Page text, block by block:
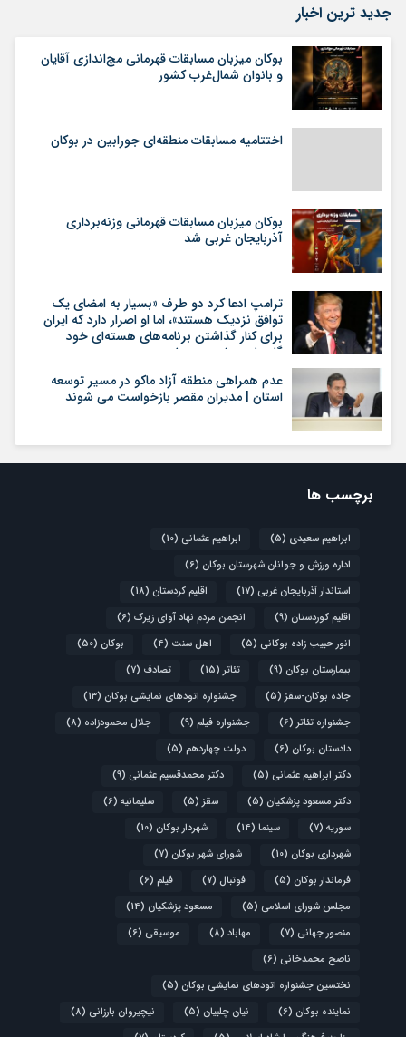
جدید ترین اخبار
بوکان میزبان مسابقات قهرمانی مچ‌اندازی آقایان
و بانوان شمال‌غرب کشور
اختتامیه مسابقات منطقه‌ای جورابین در بوکان
بوکان میزبان مسابقات قهرمانی وزنه‌برداری
آذربایجان غربی شد
ترامپ ادعا کرد دو طرف «بسیار به امضای یک
توافق نزدیک هستند»، اما او اصرار دارد که ایران
برای کنار گذاشتن برنامه‌های هسته‌ای خود
گام‌های بیشتری بردارد
عدم همراهی منطقه آزاد ماکو در مسیر توسعه
استان | مدیران مقصر بازخواست می شوند
برچسب ها
ابراهیم سعیدی (5) ابراهیم عثمانی (10)
اداره ورزش و جوانان شهرستان بوکان (6)
استاندار آذربایجان غربی (17) اقلیم کردستان (18)
اقلیم کوردستان (9) انجمن مردم نهاد آوای زیرک (6)
انور حبیب زاده بوکانی (5) اهل سنت (4) بوکان (50)
بیمارستان بوکان (9) تئاتر (15) تصادف (7)
جاده بوکان-سقز (5) جشنواره اتودهای نمایشی بوکان (13)
جشنواره تئاتر (6) جشنواره فیلم (9) جلال محمودزاده (8)
دادستان بوکان (6) دولت چهاردهم (5)
دکتر ابراهیم عثمانی (5) دکتر محمدقسیم عثمانی (9)
دکتر مسعود پزشکیان (5) سقز (5) سلیمانیه (6)
سوریه (7) سینما (14) شهردار بوکان (10)
شهرداری بوکان (10) شورای شهر بوکان (7)
فرماندار بوکان (5) فوتبال (7) فیلم (6)
مجلس شورای اسلامی (5) مسعود پزشکیان (14)
منصور جهانی (7) مهاباد (8) موسیقی (6)
ناصح محمدخانی (6)
نختسین جشنواره اتودهای نمایشی بوکان (5)
نماینده بوکان (6) نیان چلبیان (5) نیچیروان بارزانی (8)